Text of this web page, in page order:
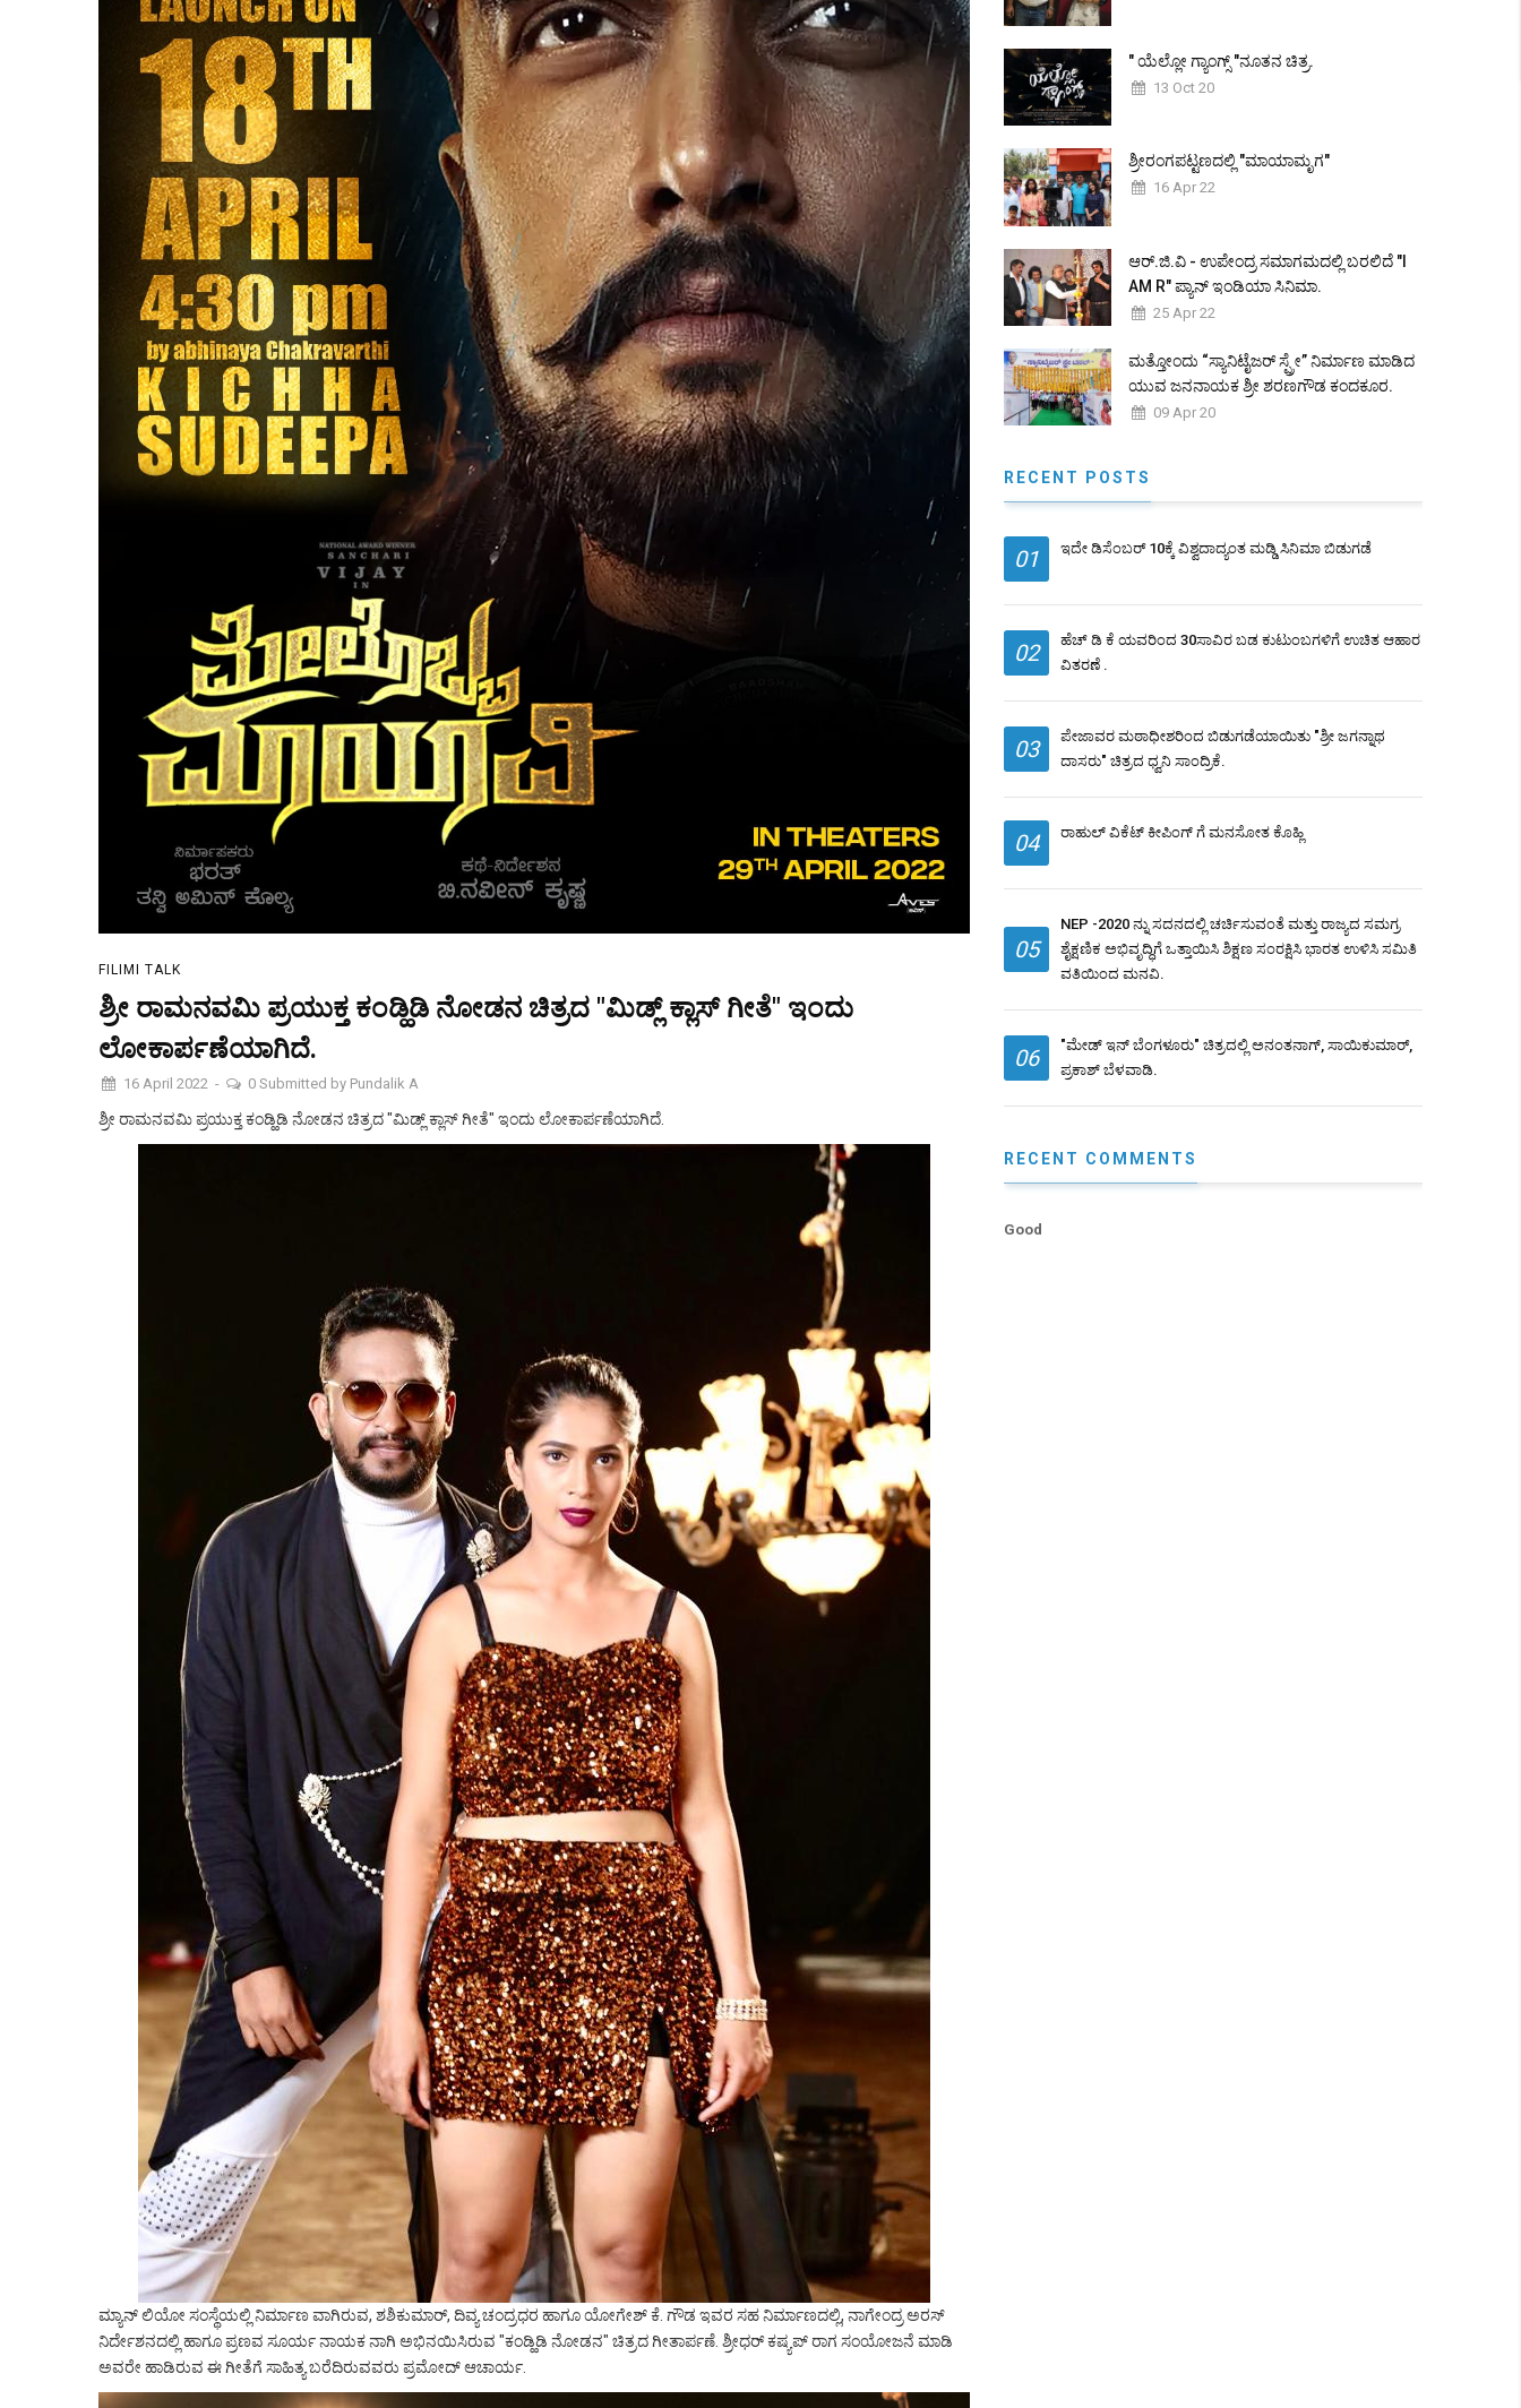
FILIMI TALK
ಶ್ರೀ ರಾಮನವಮಿ ಪ್ರಯುಕ್ತ ಕಂಡ್ಹಿಡಿ ನೋಡನ ಚಿತ್ರದ "ಮಿಡ್ಲ್ ಕ್ಲಾಸ್ ಗೀತೆ" ಇಂದು
ಲೋಕಾರ್ಪಣೆಯಾಗಿದೆ.
16 April 2022 - 0 Submitted by Pundalik A
ಶ್ರೀ ರಾಮನವಮಿ ಪ್ರಯುಕ್ತ ಕಂಡ್ಹಿಡಿ ನೋಡನ ಚಿತ್ರದ "ಮಿಡ್ಲ್ ಕ್ಲಾಸ್ ಗೀತೆ" ಇಂದು ಲೋಕಾರ್ಪಣೆಯಾಗಿದೆ.
ಮ್ಯಾನ್ ಲಿಯೋ ಸಂಸ್ಥೆಯಲ್ಲಿ ನಿರ್ಮಾಣ ವಾಗಿರುವ, ಶಶಿಕುಮಾರ್, ದಿವ್ಯ ಚಂದ್ರಧರ ಹಾಗೂ ಯೋಗೇಶ್ ಕೆ. ಗೌಡ ಇವರ ಸಹ ನಿರ್ಮಾಣದಲ್ಲಿ, ನಾಗೇಂದ್ರ ಅರಸ್
ನಿರ್ದೇಶನದಲ್ಲಿ ಹಾಗೂ ಪ್ರಣವ ಸೂರ್ಯ ನಾಯಕ ನಾಗಿ ಅಭಿನಯಿಸಿರುವ "ಕಂಡ್ಹಿಡಿ ನೋಡನ" ಚಿತ್ರದ ಗೀತಾರ್ಪಣೆ. ಶ್ರೀಧರ್ ಕಷ್ಯಪ್ ರಾಗ ಸಂಯೋಜನೆ ಮಾಡಿ
ಅವರೇ ಹಾಡಿರುವ ಈ ಗೀತೆಗೆ ಸಾಹಿತ್ಯ ಬರೆದಿರುವವರು ಪ್ರಮೋದ್ ಆಚಾರ್ಯ.
" ಯೆಲ್ಲೋ ಗ್ಯಾಂಗ್ಸ್ "ನೂತನ ಚಿತ್ರ.
13 Oct 20
ಶ್ರೀರಂಗಪಟ್ಟಣದಲ್ಲಿ "ಮಾಯಾಮೃಗ"
16 Apr 22
ಆರ್.ಜಿ.ವಿ - ಉಪೇಂದ್ರ ಸಮಾಗಮದಲ್ಲಿ ಬರಲಿದೆ "I
AM R" ಪ್ಯಾನ್ ಇಂಡಿಯಾ ಸಿನಿಮಾ.
25 Apr 22
ಮತ್ತೋಂದು “ಸ್ಯಾನಿಟೈಜರ್ ಸ್ಪ್ರೇ” ನಿರ್ಮಾಣ ಮಾಡಿದ
ಯುವ ಜನನಾಯಕ ಶ್ರೀ ಶರಣಗೌಡ ಕಂದಕೂರ.
09 Apr 20
RECENT POSTS
01 ಇದೇ ಡಿಸೆಂಬರ್ 10ಕ್ಕೆ ವಿಶ್ವದಾದ್ಯಂತ ಮಡ್ಡಿ ಸಿನಿಮಾ ಬಿಡುಗಡೆ
02
ಹೆಚ್ ಡಿ ಕೆ ಯವರಿಂದ 30ಸಾವಿರ ಬಡ ಕುಟುಂಬಗಳಿಗೆ ಉಚಿತ ಆಹಾರ
ವಿತರಣೆ .
03
ಪೇಜಾವರ ಮಠಾಧೀಶರಿಂದ ಬಿಡುಗಡೆಯಾಯಿತು "ಶ್ರೀ ಜಗನ್ನಾಥ
ದಾಸರು" ಚಿತ್ರದ ಧ್ವನಿ ಸಾಂದ್ರಿಕೆ.
04 ರಾಹುಲ್ ವಿಕೆಟ್ ಕೀಪಿಂಗ್ ಗೆ ಮನಸೋತ ಕೊಹ್ಲಿ
05
NEP -2020 ನ್ನು ಸದನದಲ್ಲಿ ಚರ್ಚಿಸುವಂತೆ ಮತ್ತು ರಾಜ್ಯದ ಸಮಗ್ರ
ಶೈಕ್ಷಣಿಕ ಅಭಿವೃದ್ಧಿಗೆ ಒತ್ತಾಯಿಸಿ ಶಿಕ್ಷಣ ಸಂರಕ್ಷಿಸಿ ಭಾರತ ಉಳಿಸಿ ಸಮಿತಿ
ವತಿಯಿಂದ ಮನವಿ.
06
"ಮೇಡ್ ಇನ್ ಬೆಂಗಳೂರು" ಚಿತ್ರದಲ್ಲಿ ಅನಂತನಾಗ್, ಸಾಯಿಕುಮಾರ್,
ಪ್ರಕಾಶ್ ಬೆಳವಾಡಿ.
RECENT COMMENTS
Good